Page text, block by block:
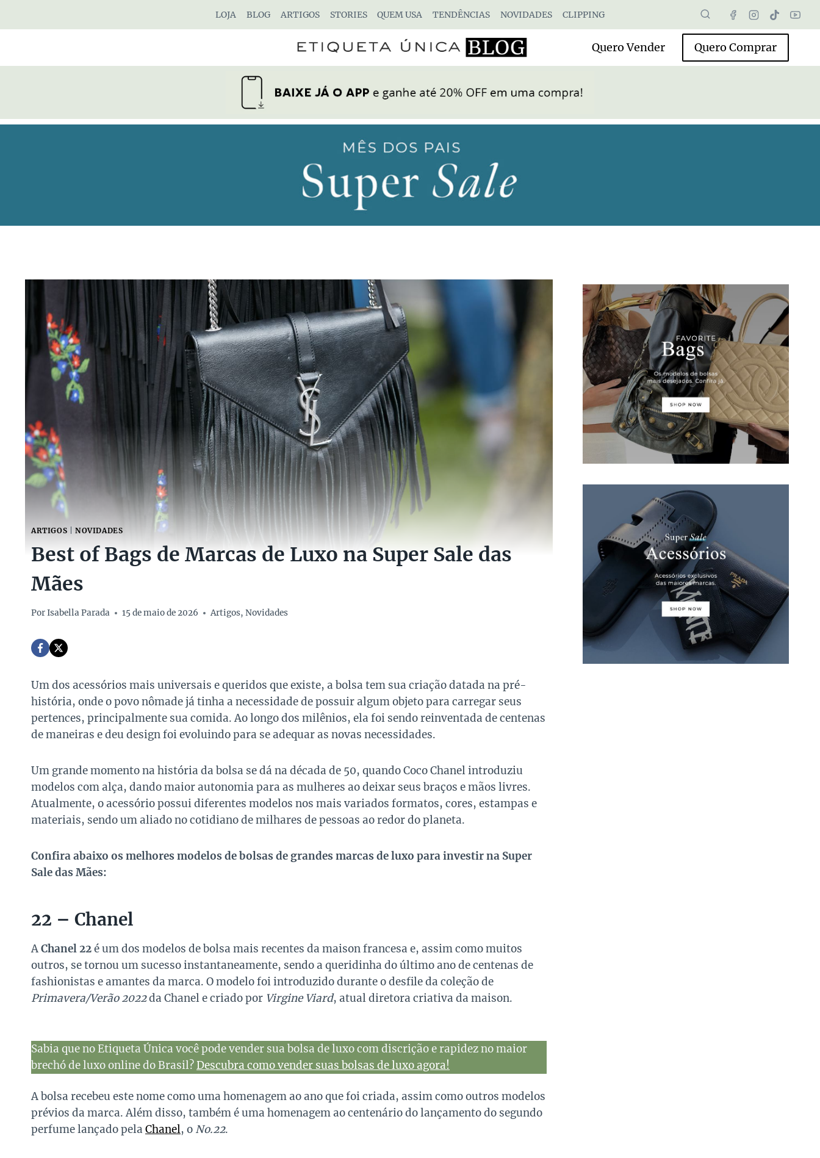
LOJA BLOG ARTIGOS STORIES QUEM USA TENDÊNCIAS NOVIDADES CLIPPING
Quero Vender Quero Comprar
ARTIGOS NOVIDADES
Best of Bags de Marcas de Luxo na Super Sale das
Mães
PorIsabella Parada 15 de maio de 2026 Artigos,Novidades
Um dos acessórios mais universais e queridos que existe, a bolsa tem sua criação datada na pré-
história, onde o povo nômade já tinha a necessidade de possuir algum objeto para carregar seus
pertences, principalmente sua comida. Ao longo dos milênios, ela foi sendo reinventada de centenas
de maneiras e deu design foi evoluindo para se adequar as novas necessidades.
Um grande momento na história da bolsa se dá na década de 50, quando Coco Chanel introduziu
modelos com alça, dando maior autonomia para as mulheres ao deixar seus braços e mãos livres.
Atualmente, o acessório possui diferentes modelos nos mais variados formatos, cores, estampas e
materiais, sendo um aliado no cotidiano de milhares de pessoas ao redor do planeta.
Confira abaixo os melhores modelos de bolsas de grandes marcas de luxo para investir na Super
Sale das Mães:
22 – Chanel
AChanel 22é um dos modelos de bolsa mais recentes da maison francesa e, assim como muitos
outros, se tornou um sucesso instantaneamente, sendo a queridinha do último ano de centenas de
fashionistas e amantes da marca. O modelo foi introduzido durante o desfile da coleção de
Primavera/Verão 2022da Chanel e criado por Virgine Viard, atual diretora criativa da maison.
Sabia que no Etiqueta Única você pode vender sua bolsa de luxo com discrição e rapidez no maior
brechó de luxo online do Brasil?Descubra como vender suas bolsas de luxo agora!
A bolsa recebeu este nome como uma homenagem ao ano que foi criada, assim como outros modelos
prévios da marca. Além disso, também é uma homenagem ao centenário do lançamento do segundo
perfume lançado pela Chanel, o No.22.